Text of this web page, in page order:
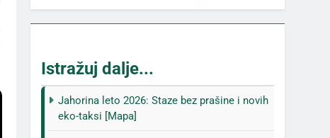
Istražuj dalje...
Jahorina leto 2026: Staze bez prašine i novih
eko-taksi [Mapa]